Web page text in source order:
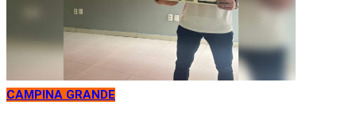
CAMPINA GRANDE